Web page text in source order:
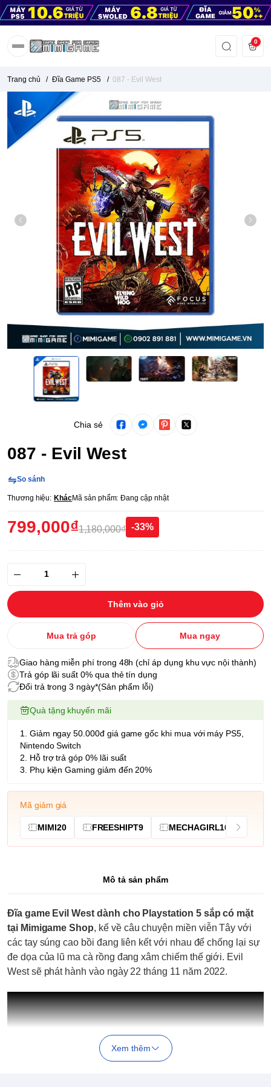
0
Trang chủ / Đĩa Game PS5 / 087 - Evil West
Chia sẻ
087 - Evil West
So sánh
Thương hiệu: KhácMã sản phẩm: Đang cập nhật
799,000₫1,180,000₫ -33%
Thêm vào giỏ
Mua trả góp Mua ngay
Giao hàng miễn phí trong 48h (chỉ áp dụng khu vực nội thành)
Trả góp lãi suất 0% qua thẻ tín dụng
Đổi trả trong 3 ngày*(Sản phẩm lỗi)
Quà tặng khuyến mãi
1. Giảm ngay 50.000đ giá game gốc khi mua với máy PS5,
Nintendo Switch
2. Hỗ trợ trả góp 0% lãi suất
3. Phụ kiện Gaming giảm đến 20%
Mã giảm giá
MIMI20 FREESHIPT9 MECHAGIRL10
Mô tả sản phẩm
Đĩa game Evil West dành cho Playstation 5 sắp có mặt
tại Mimigame Shop, kể về câu chuyện miền viễn Tây với
các tay súng cao bồi đang liên kết với nhau để chống lại sự
đe dọa của lũ ma cà rồng đang xâm chiếm thế giới. Evil
West sẽ phát hành vào ngày 22 tháng 11 năm 2022.
Xem thêm